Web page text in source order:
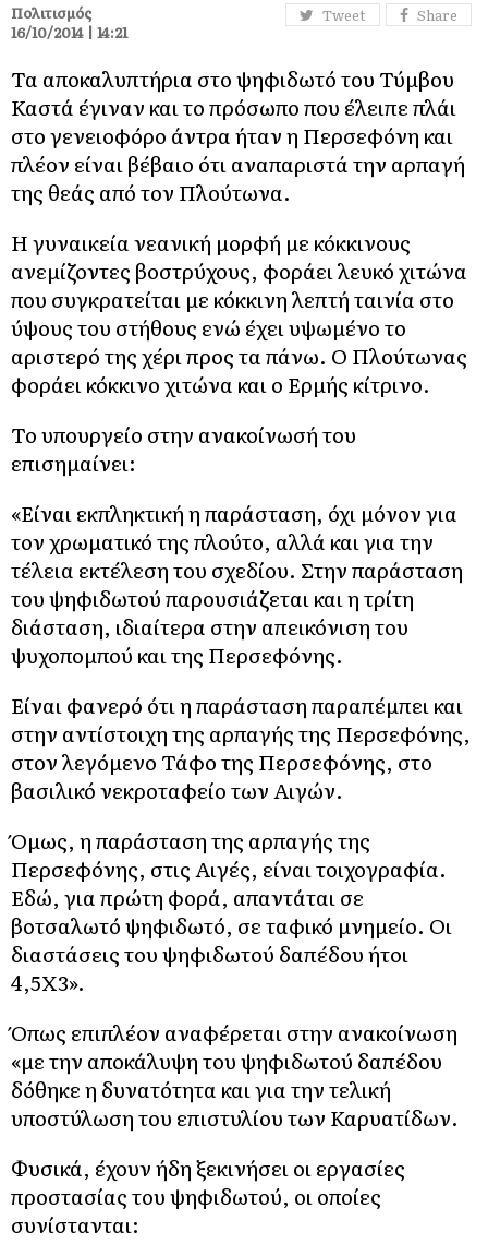
Tweet Share
Πολιτισμός
16/10/2014 | 14:21
Τα αποκαλυπτήρια στο ψηφιδωτό του Τύμβου
Καστά έγιναν και το πρόσωπο που έλειπε πλάι
στο γενειοφόρο άντρα ήταν η Περσεφόνη και
πλέον είναι βέβαιο ότι αναπαριστά την αρπαγή
της θεάς από τον Πλούτωνα.
H γυναικεία νεανική μορφή με κόκκινους
ανεμίζοντες βοστρύχους, φοράει λευκό χιτώνα
που συγκρατείται με κόκκινη λεπτή ταινία στο
ύψους του στήθους ενώ έχει υψωμένο το
αριστερό της χέρι προς τα πάνω. Ο Πλούτωνας
φοράει κόκκινο χιτώνα και ο Ερμής κίτρινο.
Το υπουργείο στην ανακοίνωσή του
επισημαίνει:
«Είναι εκπληκτική η παράσταση, όχι μόνον για
τον χρωματικό της πλούτο, αλλά και για την
τέλεια εκτέλεση του σχεδίου. Στην παράσταση
του ψηφιδωτού παρουσιάζεται και η τρίτη
διάσταση, ιδιαίτερα στην απεικόνιση του
ψυχοπομπού και της Περσεφόνης.
Είναι φανερό ότι η παράσταση παραπέμπει και
στην αντίστοιχη της αρπαγής της Περσεφόνης,
στον λεγόμενο Τάφο της Περσεφόνης, στο
βασιλικό νεκροταφείο των Αιγών.
Όμως, η παράσταση της αρπαγής της
Περσεφόνης, στις Αιγές, είναι τοιχογραφία.
Εδώ, για πρώτη φορά, απαντάται σε
βοτσαλωτό ψηφιδωτό, σε ταφικό μνημείο. Οι
διαστάσεις του ψηφιδωτού δαπέδου ήτοι
4,5Χ3».
Όπως επιπλέον αναφέρεται στην ανακοίνωση
«με την αποκάλυψη του ψηφιδωτού δαπέδου
δόθηκε η δυνατότητα και για την τελική
υποστύλωση του επιστυλίου των Καρυατίδων.
Φυσικά, έχουν ήδη ξεκινήσει οι εργασίες
προστασίας του ψηφιδωτού, οι οποίες
συνίστανται: